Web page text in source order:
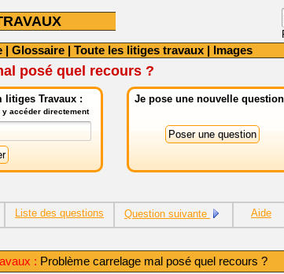
| Glossaire | Toute les litiges travaux | Images
posé quel recours ?
litiges Travaux :
y accéder directement
Je pose une nouvelle
Liste des questions Question suivante Aide
: Problème carrelage mal posé quel recours ?